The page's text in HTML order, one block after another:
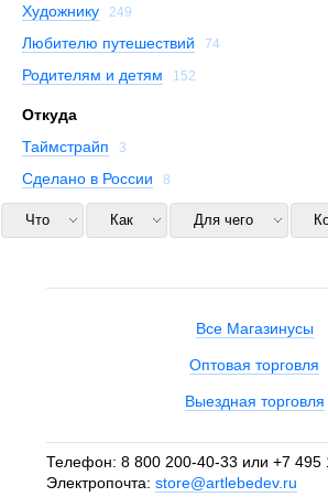
Художнику 249
Любителю путешествий 74
Родителям и детям 152
Откуда
Таймстрайп
3
Сделано в России 8
Что Как Для чего
Все Магазинусы
Оптовая торговля
Выездная торговля
Телефон: 8 800 200-40-33 или +7 495
Электропочта: store@artlebedev.ru